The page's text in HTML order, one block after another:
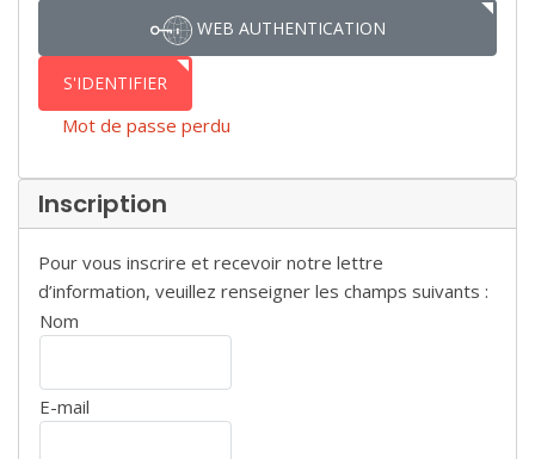
WEB AUTHENTICATION
S'IDENTIFIER
Mot de passe perdu
Inscription
Pour vous inscrire et recevoir notre lettre
d’information, veuillez renseigner les champs suivants :
Nom
E-mail